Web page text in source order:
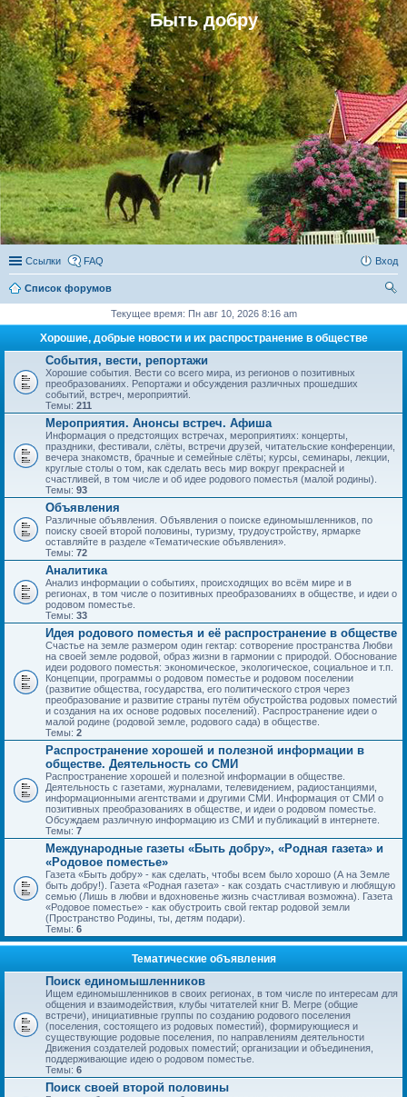
Быть добру
Ссылки FAQ Вход
Список форумов
Текущее время: Пн авг 10, 2026 8:16 am
Хорошие, добрые новости и их распространение в обществе
События, вести, репортажи
Хорошие события. Вести со всего мира, из регионов о позитивных
преобразованиях. Репортажи и обсуждения различных прошедших
событий, встреч, мероприятий.
Темы: 211
Мероприятия. Анонсы встреч. Афиша
Информация о предстоящих встречах, мероприятиях: концерты,
праздники, фестивали, слёты, встречи друзей, читательские конференции,
вечера знакомств, брачные и семейные слёты; курсы, семинары, лекции,
круглые столы о том, как сделать весь мир вокруг прекрасней и
счастливей, в том числе и об идее родового поместья (малой родины).
Темы: 93
Объявления
Различные объявления. Объявления о поиске единомышленников, по
поиску своей второй половины, туризму, трудоустройству, ярмарке
оставляйте в разделе «Тематические объявления».
Темы: 72
Аналитика
Анализ информации о событиях, происходящих во всём мире и в
регионах, в том числе о позитивных преобразованиях в обществе, и идеи о
родовом поместье.
Темы: 33
Идея родового поместья и её распространение в обществе
Счастье на земле размером один гектар: сотворение пространства Любви
на своей земле родовой, образ жизни в гармонии с природой. Обоснование
идеи родового поместья: экономическое, экологическое, социальное и т.п.
Концепции, программы о родовом поместье и родовом поселении
(развитие общества, государства, его политического строя через
преобразование и развитие страны путём обустройства родовых поместий
и создания на их основе родовых поселений). Распространение идеи о
малой родине (родовой земле, родового сада) в обществе.
Темы: 2
Распространение хорошей и полезной информации в
обществе. Деятельность со СМИ
Распространение хорошей и полезной информации в обществе.
Деятельность с газетами, журналами, телевидением, радиостанциями,
информационными агентствами и другими СМИ. Информация от СМИ о
позитивных преобразованиях в обществе, и идеи о родовом поместье.
Обсуждаем различную информацию из СМИ и публикаций в интернете.
Темы: 7
Международные газеты «Быть добру», «Родная газета» и
«Родовое поместье»
Газета «Быть добру» - как сделать, чтобы всем было хорошо (А на Земле
быть добру!). Газета «Родная газета» - как создать счастливую и любящую
семью (Лишь в любви и вдохновенье жизнь счастливая возможна). Газета
«Родовое поместье» - как обустроить свой гектар родовой земли
(Пространство Родины, ты, детям подари).
Темы: 6
Тематические объявления
Поиск единомышленников
Ищем единомышленников в своих регионах, в том числе по интересам для
общения и взаимодействия, клубы читателей книг В. Мегре (общие
встречи), инициативные группы по созданию родового поселения
(поселения, состоящего из родовых поместий), формирующиеся и
существующие родовые поселения, по направлениям деятельности
Движения создателей родовых поместий; организации и объединения,
поддерживающие идею о родовом поместье.
Темы: 6
Поиск своей второй половины